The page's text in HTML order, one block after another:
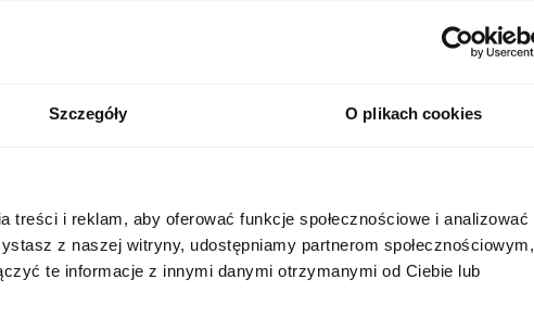
Szczegóły O plikach cookies
treści i reklam, aby oferować funkcje społecznościowe i analizować
z naszej witryny, udostępniamy partnerom społecznościowym,
te informacje z innymi danymi otrzymanymi od Ciebie lub
oryginalne
REGIONALNE